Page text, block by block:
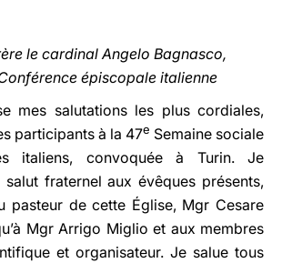
le cardinal Angelo Bagnasco,
épiscopale italienne
mes salutations les plus cordiales,
participants à la 47e Semaine sociale
italiens, convoquée à Turin. Je
fraternel aux évêques présents,
pasteur de cette Église, Mgr Cesare
Mgr Arrigo Miglio et aux membres
et organisateur. Je salue tous